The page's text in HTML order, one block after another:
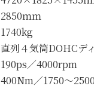
2850ｍｍ
1740kg
直列４気筒DOHCデ
190ps／4000rpm
400Nm／1750～